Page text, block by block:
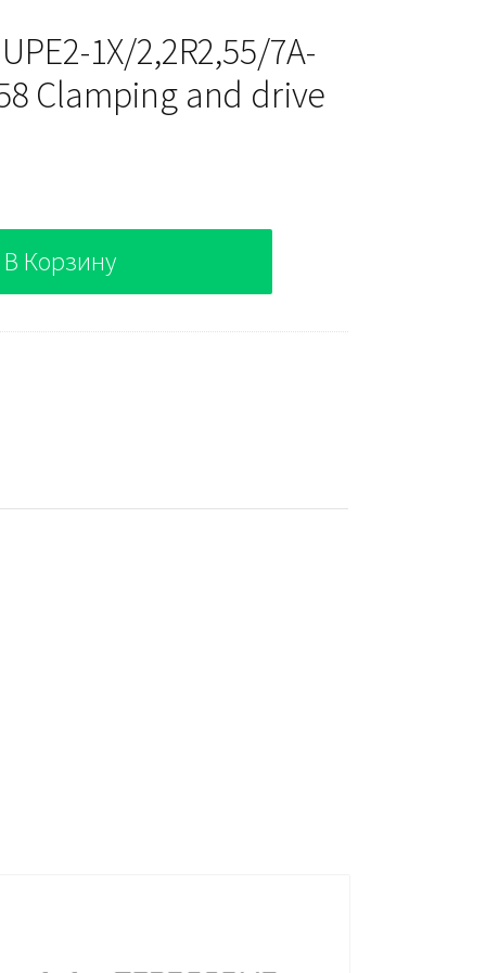
1X/2,2R2,55/7A-
Clamping and drive
В Корзину